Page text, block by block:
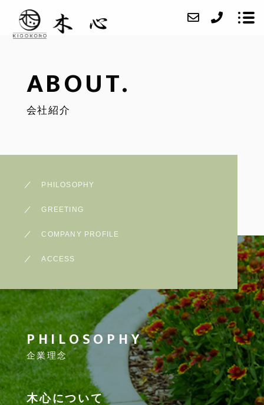
ABOUT.
会社紹介
PHILOSOPHY
GREETING
COMPANY PROFILE
ACCESS
PHILOSOPHY
企業理念
木心について